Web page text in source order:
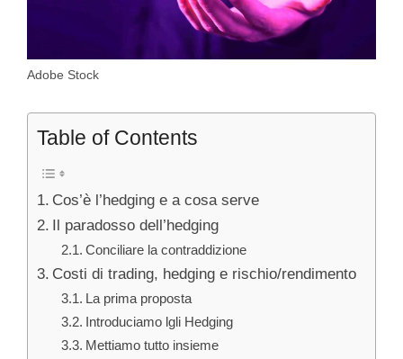
Adobe Stock
Table of Contents
Cos’è l’hedging e a cosa serve
Il paradosso dell’hedging
Conciliare la contraddizione
Costi di trading, hedging e rischio/rendimento
La prima proposta
Introduciamo lgli Hedging
Mettiamo tutto insieme